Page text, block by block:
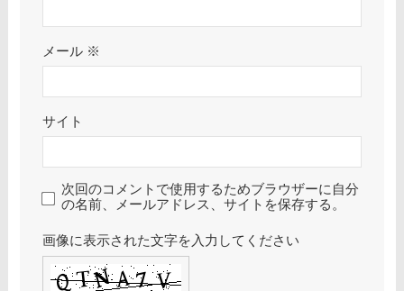
メール ※
サイト
次回のコメントで使用するためブラウザーに自分
の名前、メールアドレス、サイトを保存する。
画像に表示された文字を入力してください